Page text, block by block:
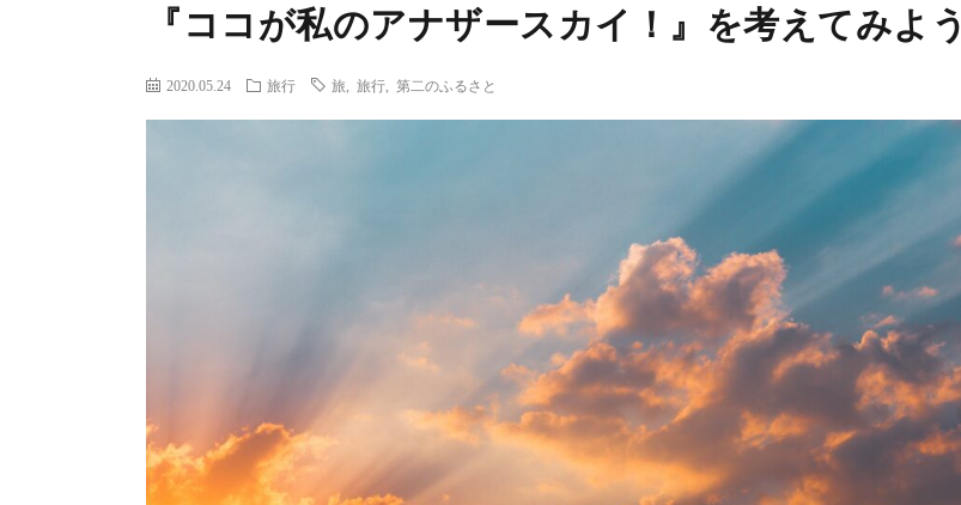
『ココが私のアナザースカイ！』を考えてみよう
2020.05.24 旅行 旅 旅行 第二のふるさと